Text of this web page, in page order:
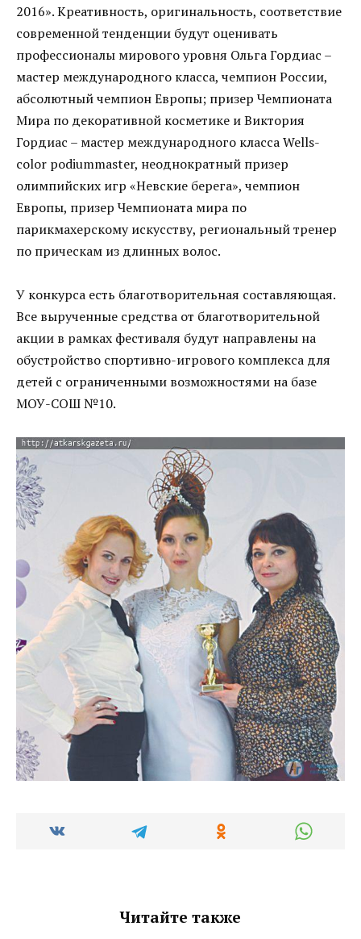
2016». Креативность, оригинальность, соответствие
современной тенденции будут оценивать
профессионалы мирового уровня Ольга Гордиас –
мастер международного класса, чемпион России,
абсолютный чемпион Европы; призер Чемпионата
Мира по декоративной косметике и Виктория
Гордиас – мастер международного класса Wells-
color podiummaster, неоднократный призер
олимпийских игр «Невские берега», чемпион
Европы, призер Чемпионата мира по
парикмахерскому искусству, региональный тренер
по прическам из длинных волос.
У конкурса есть благотворительная составляющая.
Все вырученные средства от благотворительной
акции в рамках фестиваля будут направлены на
обустройство спортивно-игрового комплекса для
детей с ограниченными возможностями на базе
МОУ-СОШ №10.
Читайте также